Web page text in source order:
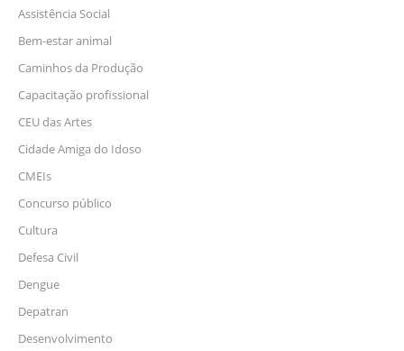
Assistência Social
Bem-estar animal
Caminhos da Produção
Capacitação profissional
CEU das Artes
Cidade Amiga do Idoso
CMEIs
Concurso público
Cultura
Defesa Civil
Dengue
Depatran
Desenvolvimento